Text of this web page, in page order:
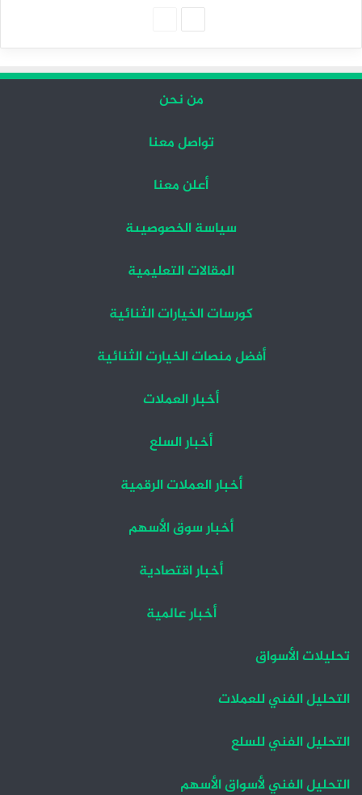
من نحن
تواصل معنا
أعلن معنا
سياسة الخصوصيىة
المقالات التعليمية
كورسات الخيارات الثنائية
أفضل منصات الخيارت الثنائية
أخبار العملات
أخبار السلع
أخبار العملات الرقمية
أخبار سوق الأسهم
أخبار اقتصادية
أخبار عالمية
تحليلات الأسواق
التحليل الفني للعملات
التحليل الفني للسلع
التحليل الفني لأسواق الأسهم